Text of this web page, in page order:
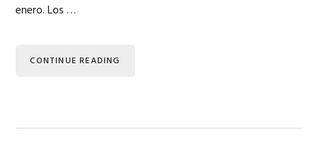
enero. Los …
CONTINUE READING